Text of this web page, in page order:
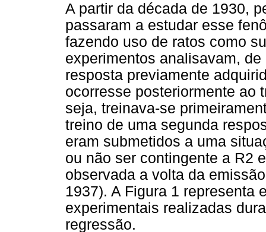
A partir da década de 1930,
passaram a estudar esse
fazendo uso de ratos como
experimentos analisavam,
resposta previamente
ocorresse posteriormente ao
seja, treinava-se
treino de uma segunda
eram submetidos a uma
ou não ser contingente a R2
observada a volta da
1937). A Figura 1 representa
experimentais realizadas
regressão.